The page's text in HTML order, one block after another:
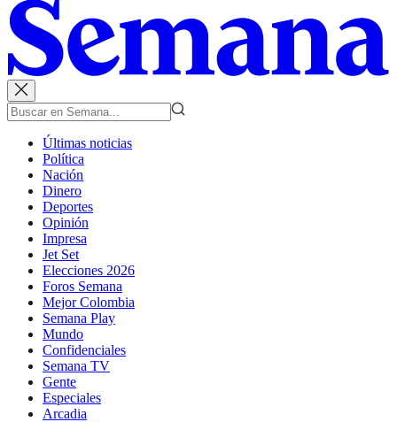
Últimas noticias
Política
Nación
Dinero
Deportes
Opinión
Impresa
Jet Set
Elecciones 2026
Foros Semana
Mejor Colombia
Semana Play
Mundo
Confidenciales
Semana TV
Gente
Especiales
Arcadia